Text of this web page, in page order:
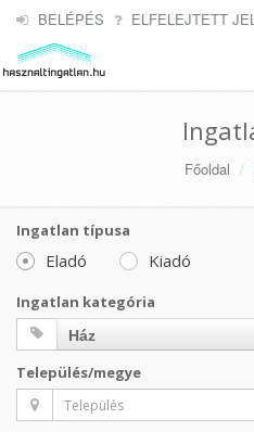
BELÉPÉS ELFELEJTETT
Főoldal
Ingatlan típusa
Eladó Kiadó
Ingatlan kategória
Ház
Település/megye